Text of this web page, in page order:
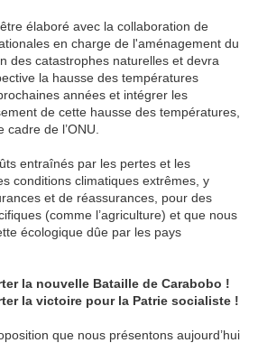
élaboré avec la collaboration de
en charge de l'aménagement du
des catastrophes naturelles et devra
la hausse des températures
années et intégrer les
de cette hausse des températures,
de l’ONU.
entraînés par les pertes et les
conditions climatiques extrêmes, y
et de réassurances, pour des
(comme l’agriculture) et que nous
écologique dûe par les pays
la nouvelle Bataille de Carabobo !
la victoire pour la Patrie socialiste !
que nous présentons aujourd’hui